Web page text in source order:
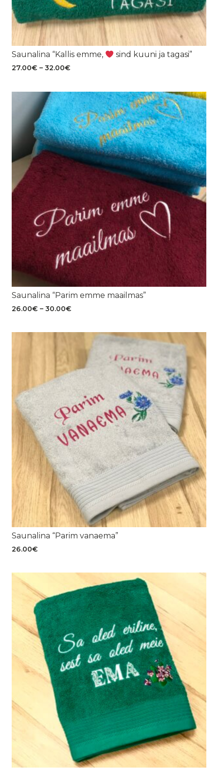
Saunalina “Kallis emme, sind kuuni ja tagasi”
27.00€ – 32.00€
32.00€
Saunalina “Parim emme maailmas”
26.00€ – 30.00€
30.00€
Saunalina “Parim vanaema”
26.00€